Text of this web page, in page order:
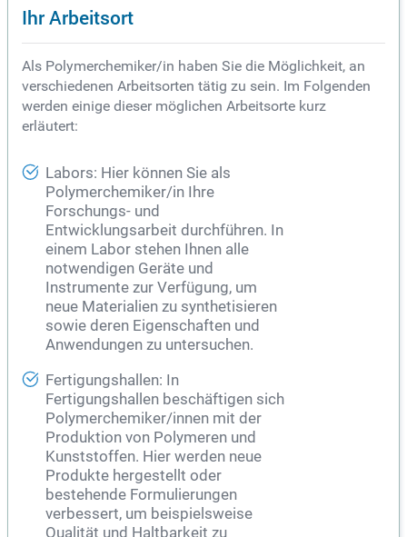
Ihr Arbeitsort
Als Polymerchemiker/in haben Sie die Möglichkeit, an
verschiedenen Arbeitsorten tätig zu sein. Im Folgenden
werden einige dieser möglichen Arbeitsorte kurz
erläutert:
Labors: Hier können Sie als
Polymerchemiker/in Ihre
Forschungs- und
Entwicklungsarbeit durchführen. In
einem Labor stehen Ihnen alle
notwendigen Geräte und
Instrumente zur Verfügung, um
neue Materialien zu synthetisieren
sowie deren Eigenschaften und
Anwendungen zu untersuchen.
Fertigungshallen: In
Fertigungshallen beschäftigen sich
Polymerchemiker/innen mit der
Produktion von Polymeren und
Kunststoffen. Hier werden neue
Produkte hergestellt oder
bestehende Formulierungen
verbessert, um beispielsweise
Qualität und Haltbarkeit zu